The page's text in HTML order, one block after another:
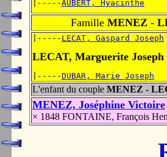
|-----AUBERT, Hyacinthe
Famille MENEZ -
|----- LECAT, Gaspard Joseph
LECAT, Marguerite Joseph
|-----DUBAR, Marie Joseph
L'enfant du couple MENEZ -
MENEZ, Joséphine Victoire
× 1848 FONTAINE, François